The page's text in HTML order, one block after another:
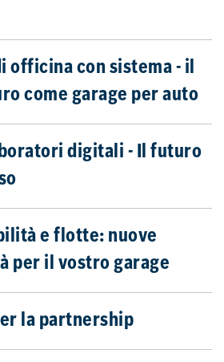
officina con sistema - il
come garage per auto
digitali - Il futuro
e flotte: nuove
per il vostro garage
la partnership